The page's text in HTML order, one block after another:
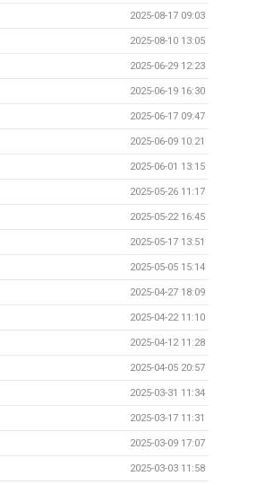
2025-08-17 09:03
2025-08-10 13:05
2025-06-29 12:23
2025-06-19 16:30
2025-06-17 09:47
2025-06-09 10:21
2025-06-01 13:15
2025-05-26 11:17
2025-05-22 16:45
2025-05-17 13:51
2025-05-05 15:14
2025-04-27 18:09
2025-04-22 11:10
2025-04-12 11:28
2025-04-05 20:57
2025-03-31 11:34
2025-03-17 11:31
2025-03-09 17:07
2025-03-03 11:58